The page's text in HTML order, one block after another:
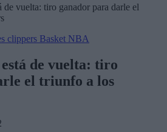
vuelta: tiro ganador para darle el
clippers Basket NBA
de vuelta: tiro
el triunfo a los